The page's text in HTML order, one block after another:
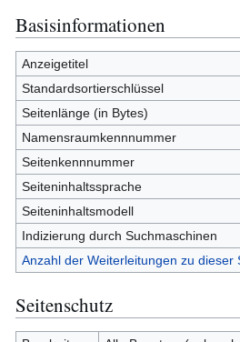
Zur
Navigation
springen
Zur
Suche
springen
Basisinformationen
Anzeigetitel
Standardsortierschlüssel
Seitenlänge (in Bytes)
Namensraumkennnummer
Seitenkennnummer
Seiteninhaltssprache
Seiteninhaltsmodell
Indizierung durch Suchmaschinen
Anzahl der Weiterleitungen zu dieser
Seitenschutz